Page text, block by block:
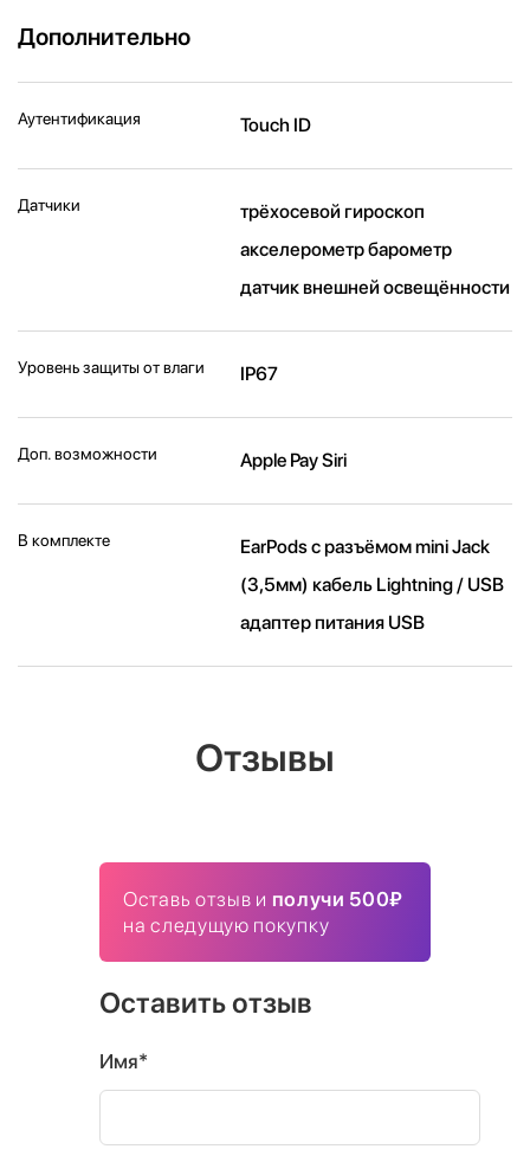
Дополнительно
Аутентификация Touch ID
Датчики
трёхосевой гироскоп
акселерометр барометр
датчик внешней освещённости
Уровень защиты от влаги IP67
Доп. возможности Apple Pay Siri
В комплекте
EarPods с разъёмом mini Jack
(3,5мм) кабель Lightning / USB
адаптер питания USB
Отзывы
Оставь отзыв и получи 500₽
на следущую покупку
Оставить отзыв
Имя*